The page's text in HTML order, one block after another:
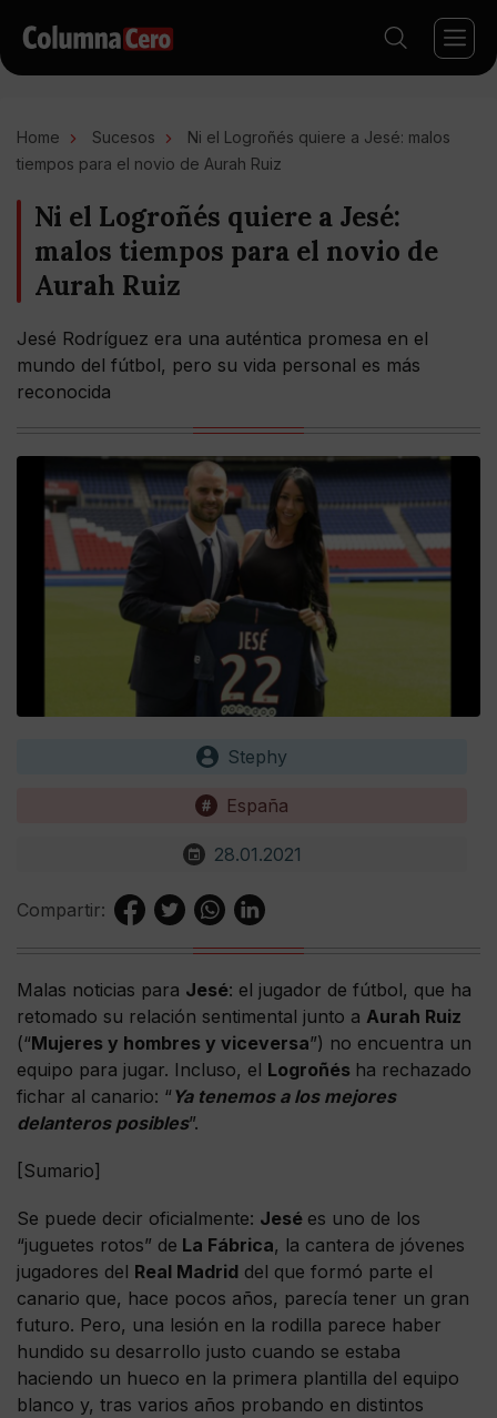
Home Sucesos
Ni el Logroñés quiere a Jesé: malos
tiempos para el novio de Aurah Ruiz
Ni el Logroñés quiere a Jesé:
malos tiempos para el novio de
Aurah Ruiz
Jesé Rodríguez era una auténtica promesa en el
mundo del fútbol, pero su vida personal es más
reconocida
Stephy
España
28.01.2021
Compartir:
Malas noticias para Jesé: el jugador de fútbol, que ha
retomado su relación sentimental junto a Aurah Ruiz
(“Mujeres y hombres y viceversa”) no encuentra un
equipo para jugar. Incluso, el Logroñés ha rechazado
fichar al canario: “Ya tenemos a los mejores
delanteros posibles”.
[Sumario]
Se puede decir oficialmente: Jesé es uno de los
“juguetes rotos” de La Fábrica, la cantera de jóvenes
jugadores del Real Madrid del que formó parte el
canario que, hace pocos años, parecía tener un gran
futuro. Pero, una lesión en la rodilla parece haber
hundido su desarrollo justo cuando se estaba
haciendo un hueco en la primera plantilla del equipo
blanco y, tras varios años probando en distintos